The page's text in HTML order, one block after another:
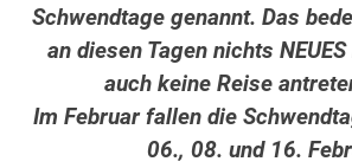
Schwendtage genannt. Das
an diesen Tagen nichts
auch keine Reise
Im Februar fallen die
06., 08. und 16.